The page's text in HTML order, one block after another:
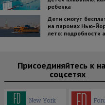
ребенка
Дети смогут
на паромах Нью-
лето: подробности
Присоединяйтесь к
соцсетях
New York